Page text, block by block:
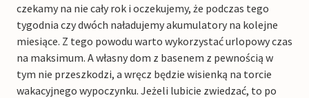
czekamy na nie cały rok i oczekujemy, że podczas tego
tygodnia czy dwóch naładujemy akumulatory na kolejne
miesiące. Z tego powodu warto wykorzystać urlopowy czas
na maksimum. A własny dom z basenem z pewnością w
tym nie przeszkodzi, a wręcz będzie wisienką na torcie
wakacyjnego wypoczynku. Jeżeli lubicie zwiedzać, to po